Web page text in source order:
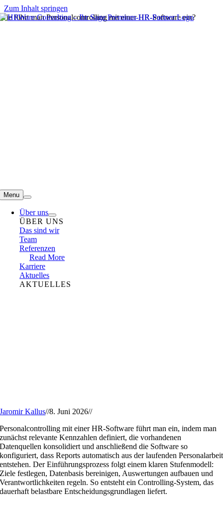
Zum Inhalt springen
Menu
Über uns
ÜBER UNS
Das sind wir
Team
Referenzen
Read More
Karriere
Aktuelles
AKTUELLES
Wie führt man Personalcontrolling mit einer HR-Software ein?
Jaromir Kallus//8. Juni 2026//
Personalcontrolling mit einer HR-Software führt man ein, indem man
zunächst relevante Kennzahlen definiert, die vorhandenen
Datenquellen konsolidiert und anschließend die Software so
konfiguriert, dass Reports automatisch aus der laufenden Personalarbeit
entstehen. Der Einführungsprozess folgt einem klaren Stufenmodell:
Ziele festlegen, Datenbasis bereinigen, Auswertungen aufbauen und
Verantwortlichkeiten regeln. So entsteht ein Controlling-System, das
dauerhaft belastbare Entscheidungsgrundlagen liefert.